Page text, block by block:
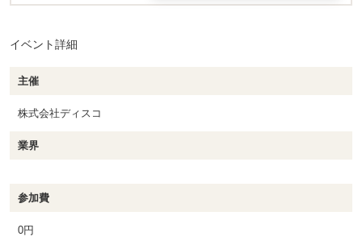
イベント詳細
主催
株式会社ディスコ
業界
参加費
0円